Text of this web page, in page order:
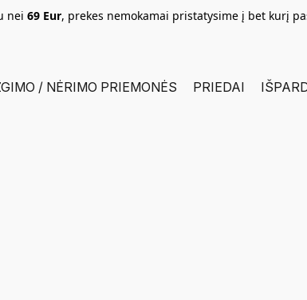
nei 69 Eur, prekes nemokamai pristatysime į bet kurį
/ NĖRIMO PRIEMONĖS PRIEDAI